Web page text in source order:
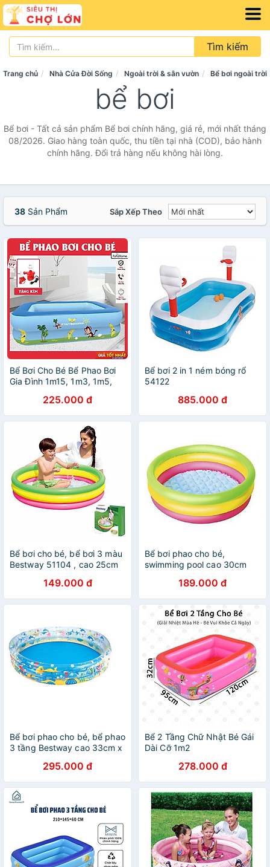
Tìm kiếm
Trang chủ Nhà Cửa Đời Sống Ngoài trời & sân vườn Bể bơi ngoài trời
bể bơi
Bể bơi - Tất cả sản phẩm Bể bơi chính hãng, giá rẻ, mới nhất tháng
08/2026. Giao hàng toàn quốc, thu tiền tại nhà (COD), bảo hành
chính hãng. Đổi trả hàng nếu không hài lòng.
38 Sản Phẩm Sắp Xếp Theo
Bể Bơi Cho Bé Bể Phao Bơi
Gia Đình 1m15, 1m3, 1m5,
3m8 Hoạ Tiết Và Trơn Loại 2
Tầng Và 3 Tầng Thành Cao
Có Đế Chống Trượt
225.000 đ
Bể bơi 2 in 1 ném bóng rổ
54122
885.000 đ
Bể bơi cho bé, bể bơi 3 màu
Bestway 51104 , cao 25cm
149.000 đ
Bể bơi phao cho bé,
swimming pool cao 30cm
189.000 đ
Bể bơi phao cho bé, bể phao
3 tầng Bestway cao 33cm x
295.000 đ
Bể 2 Tầng Chữ Nhật Bé Gái
Dài Cỡ 1m2
278.000 đ